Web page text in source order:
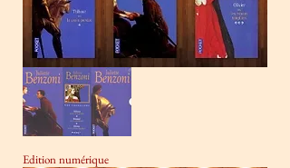
Edition numérique